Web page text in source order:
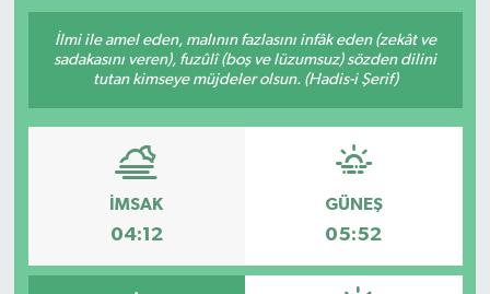
İlmi ile amel eden, malının fazlasını infâk eden (zekât ve
sadakasını veren), fuzûlî (boş ve lüzumsuz) sözden dilini
tutan kimseye müjdeler olsun. (Hadis-i Şerif)
İMSAK
04:12
GÜNEŞ
05:52
Sağlık